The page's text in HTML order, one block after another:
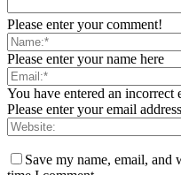
Please enter your comment!
Please enter your name here
You have entered an incorrect
Please enter your email
Save my name, email, and